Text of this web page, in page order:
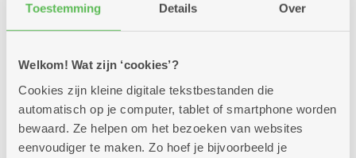
Toestemming Details Over
Welkom! Wat zijn ‘cookies’?
Cookies zijn kleine digitale tekstbestanden die
automatisch op je computer, tablet of smartphone worden
bewaard. Ze helpen om het bezoeken van websites
eenvoudiger te maken. Zo hoef je bijvoorbeeld je
Vandaag geven wij ons moederdagfeest. Kom jij
Meer info